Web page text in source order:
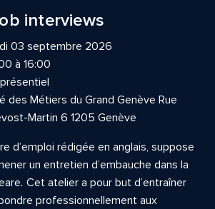
interviews
03 septembre 2026
à 16:00
des Métiers du Grand Genève Rue
Martin 6 1205 Genève
d’emploi rédigée en anglais, suppose
un entretien d’embauche dans la
. Cet atelier a pour but d’entraîner
professionnellement aux